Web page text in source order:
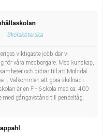
Medicinsk
Skolsköterska
viktigaste jobb där vi
för våra medborgare. Med kunskap,
och bidrar till att Mölndal
i. Välkommen att göra skillnad i
är en F - 6 skola med ca: 400
med gångavstånd till pendeltåg.